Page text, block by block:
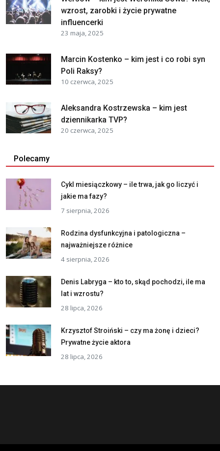
wzrost, zarobki i życie prywatne
influencerki
23 maja, 2025
Marcin Kostenko – kim jest i co robi syn
Poli Raksy?
10 czerwca, 2025
Aleksandra Kostrzewska – kim jest
dziennikarka TVP?
20 czerwca, 2025
Polecamy
Cykl miesiączkowy – ile trwa, jak go liczyć i
jakie ma fazy?
7 sierpnia, 2026
Rodzina dysfunkcyjna i patologiczna –
najważniejsze różnice
4 sierpnia, 2026
Denis Labryga – kto to, skąd pochodzi, ile ma
lat i wzrostu?
28 lipca, 2026
Krzysztof Stroiński – czy ma żonę i dzieci?
Prywatne życie aktora
28 lipca, 2026